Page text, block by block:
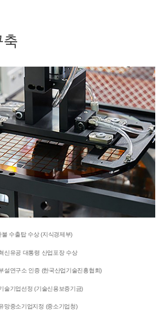
축
불 수출탑 수상 (지식경제부)
신유공 대통령 산업포장 수상
설연구소 인증 (한국산업기술진흥협회)
술기업선정 (기술신용보증기금)
망중소기업지정 (중소기업청)